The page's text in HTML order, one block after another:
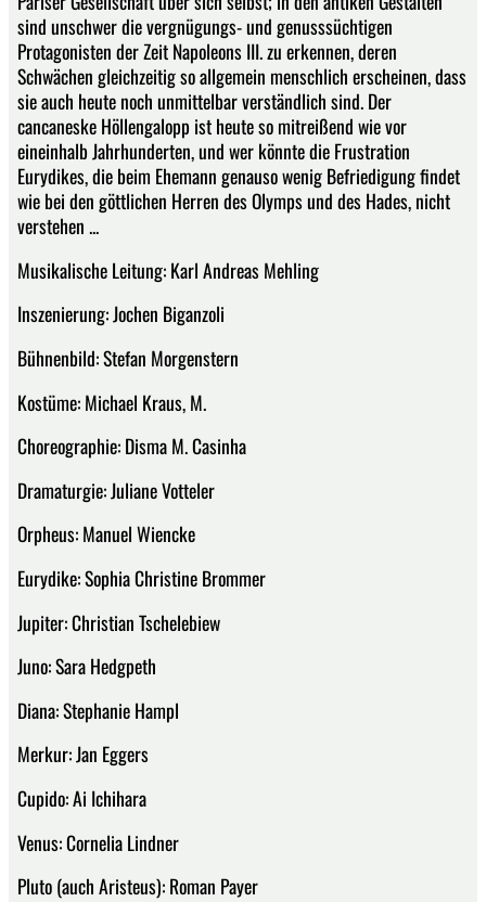
sind unschwer die vergnügungs- und genusssüchtigen
Protagonisten der Zeit Napoleons III. zu erkennen, deren
Schwächen gleichzeitig so allgemein menschlich erscheinen, dass
sie auch heute noch unmittelbar verständlich sind. Der
cancaneske Höllengalopp ist heute so mitreißend wie vor
eineinhalb Jahrhunderten, und wer könnte die Frustration
Eurydikes, die beim Ehemann genauso wenig Befriedigung findet
wie bei den göttlichen Herren des Olymps und des Hades, nicht
verstehen ...
Musikalische Leitung: Karl Andreas Mehling
Inszenierung: Jochen Biganzoli
Bühnenbild: Stefan Morgenstern
Kostüme: Michael Kraus, M.
Choreographie: Disma M. Casinha
Dramaturgie: Juliane Votteler
Orpheus: Manuel Wiencke
Eurydike: Sophia Christine Brommer
Jupiter: Christian Tschelebiew
Juno: Sara Hedgpeth
Diana: Stephanie Hampl
Merkur: Jan Eggers
Cupido: Ai Ichihara
Venus: Cornelia Lindner
Pluto (auch Aristeus): Roman Payer